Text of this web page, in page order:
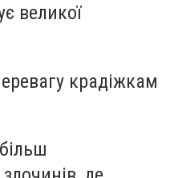
великої
крадіжкам